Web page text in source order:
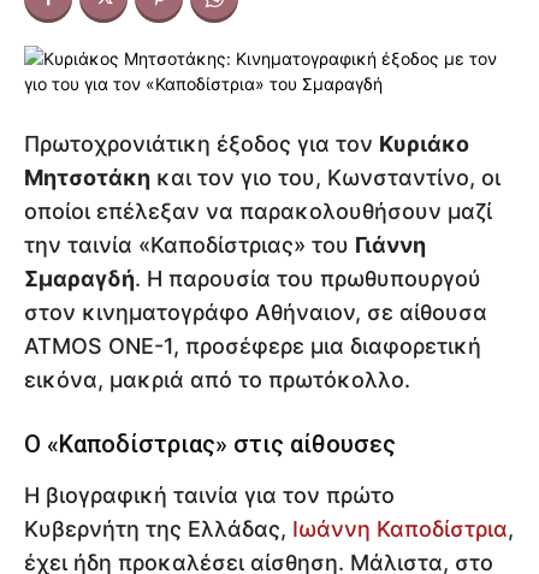
Πρωτοχρονιάτικη έξοδος για τον Κυριάκο
Μητσοτάκη και τον γιο του, Κωνσταντίνο, οι
οποίοι επέλεξαν να παρακολουθήσουν μαζί
την ταινία «Καποδίστριας» του Γιάννη
Σμαραγδή. Η παρουσία του πρωθυπουργού
στον κινηματογράφο Αθήναιον, σε αίθουσα
ATMOS ONE-1, προσέφερε μια διαφορετική
εικόνα, μακριά από το πρωτόκολλο.
Ο «Καποδίστριας» στις αίθουσες
Η βιογραφική ταινία για τον πρώτο
Κυβερνήτη της Ελλάδας, Ιωάννη Καποδίστρια,
έχει ήδη προκαλέσει αίσθηση. Μάλιστα, στο